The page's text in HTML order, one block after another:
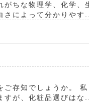
ちな物理学、化学、
さによって分かりやす
存知でしょうか。
すが、化粧品選びはな